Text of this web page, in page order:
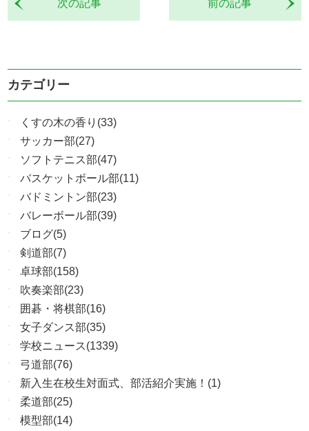
前の記事
次の記事
カテゴリー
くすの木の香り(33)
サッカー部(27)
ソフトテニス部(47)
バスケットボール部(11)
バドミントン部(23)
バレーボール部(39)
ブログ(5)
剣道部(7)
卓球部(158)
吹奏楽部(23)
囲碁・将棋部(16)
女子ダンス部(35)
学校ニュース(1339)
弓道部(76)
新入生在校生対面式、部活紹介実施！(1)
柔道部(25)
模型部(14)